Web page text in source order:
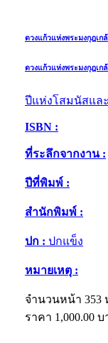
ดวงแก้วแห่งพระมงกุฎเก
ดวงแก้วแห่งพระมงกุฎเก
ปีแห่งโสมนัสแล
ISBN :
ที่ระลึกจากงาน :
ปีที่พิมพ์ :
สำนักพิมพ์ :
ปก : ปกแข็ง
หมายเหตุ :
จำนวนหน้า 353
ราคา 1,000.00 บ